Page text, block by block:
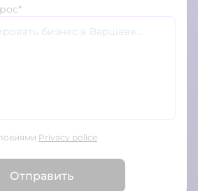
Privacy police
Отправить